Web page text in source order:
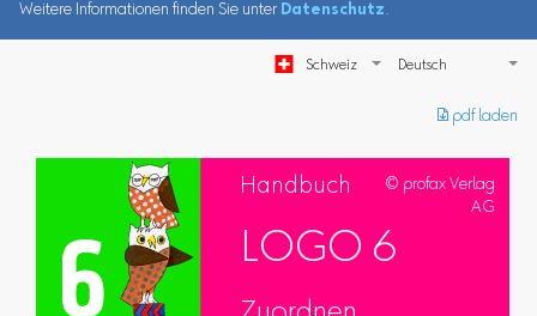
Weitere Informationen finden Sie unter Datenschutz.
Schweiz
︎ pdf laden
Handbuch
© profax Verlag
AG
LOGO 6